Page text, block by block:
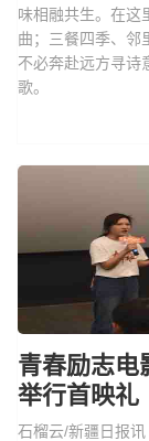
味相融共生。在这
曲；三餐四季、邻
不必奔赴远方寻诗
歌。
青春励志电
举行首映礼
石榴云/新疆日报